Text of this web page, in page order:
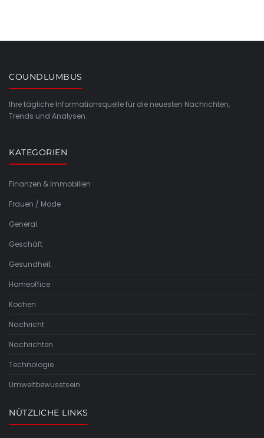
COUNDLUMBUS
Ihre tägliche Informationsquelle für die neuesten Nachrichten,
Trends und Analysen.
KATEGORIEN
Finanzen & Immobilien
Frauen / Mode
General
Geschäft
Gesundheit
Homeoffice
Kochen
Nachricht
Nachrichten
Technologie
Umweltbewusstsein
NÜTZLICHE LINKS